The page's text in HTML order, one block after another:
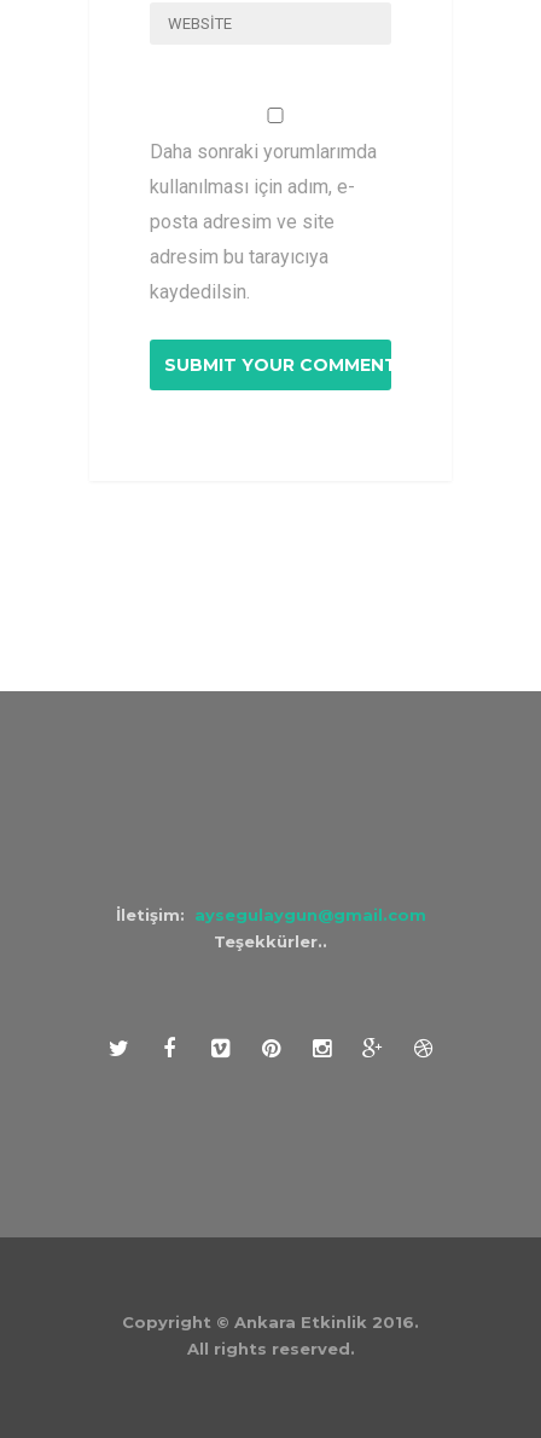
Daha sonraki yorumlarımda
kullanılması için adım, e-
posta adresim ve site
adresim bu tarayıcıya
kaydedilsin.
İletişim: aysegulaygun@gmail.com
Teşekkürler..
Copyright © Ankara Etkinlik 2016.
All rights reserved.